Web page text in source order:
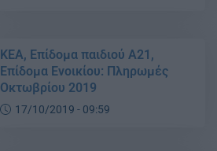
ΚΕΑ, Επίδομα παιδιού Α21,
Επίδομα Ενοικίου: Πληρωμές
Οκτωβρίου 2019
17/10/2019 - 09:59